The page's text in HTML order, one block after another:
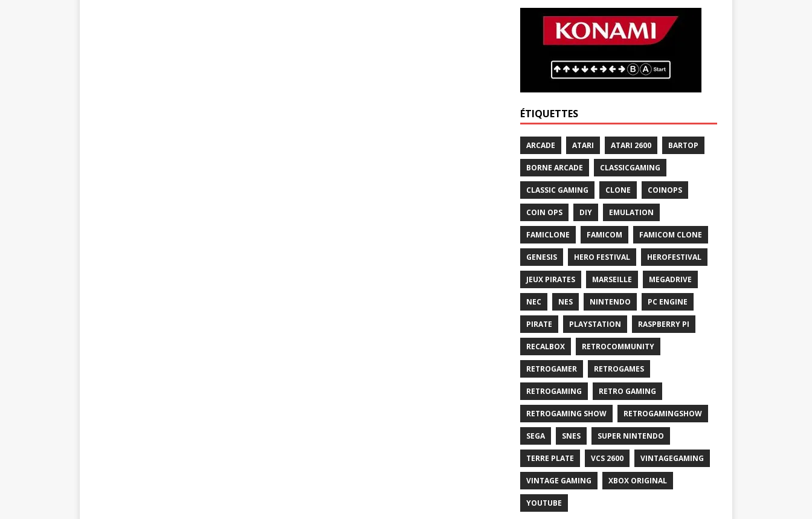
ÉTIQUETTES
ARCADE ATARI ATARI 2600 BARTOP
BORNE ARCADE CLASSICGAMING
CLASSIC GAMING CLONE COINOPS
COIN OPS DIY EMULATION
FAMICLONE FAMICOM FAMICOM CLONE
GENESIS HERO FESTIVAL HEROFESTIVAL
JEUX PIRATES MARSEILLE MEGADRIVE
NEC NES NINTENDO PC ENGINE
PIRATE PLAYSTATION RASPBERRY PI
RECALBOX RETROCOMMUNITY
RETROGAMER RETROGAMES
RETROGAMING RETRO GAMING
RETROGAMING SHOW RETROGAMINGSHOW
SEGA SNES SUPER NINTENDO
TERRE PLATE VCS 2600 VINTAGEGAMING
VINTAGE GAMING XBOX ORIGINAL
YOUTUBE